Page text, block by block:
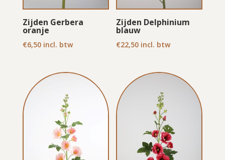
Zijden Gerbera
oranje
€6,50 incl. btw
Zijden Delphinium
blauw
€22,50 incl. btw